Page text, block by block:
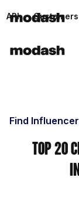
API Customers
Find
Top 20